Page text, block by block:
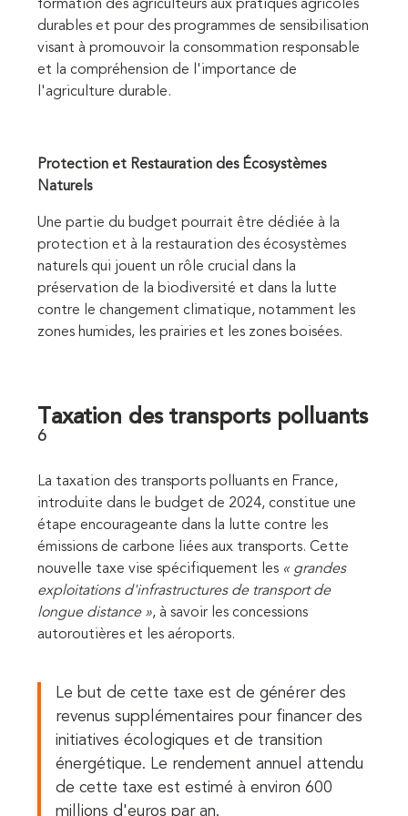
formation des agriculteurs aux pratiques agricoles
durables et pour des programmes de sensibilisation
visant à promouvoir la consommation responsable
et la compréhension de l'importance de
l'agriculture durable.
Protection et Restauration des Écosystèmes
Naturels
Une partie du budget pourrait être dédiée à la
protection et à la restauration des écosystèmes
naturels qui jouent un rôle crucial dans la
préservation de la biodiversité et dans la lutte
contre le changement climatique, notamment les
zones humides, les prairies et les zones boisées.
Taxation des transports polluants
6
La taxation des transports polluants en France,
introduite dans le budget de 2024, constitue une
étape encourageante dans la lutte contre les
émissions de carbone liées aux transports. Cette
nouvelle taxe vise spécifiquement les « grandes
exploitations d'infrastructures de transport de
longue distance », à savoir les concessions
autoroutières et les aéroports.
Le but de cette taxe est de générer des
revenus supplémentaires pour financer des
initiatives écologiques et de transition
énergétique. Le rendement annuel attendu
de cette taxe est estimé à environ 600
millions d'euros par an.